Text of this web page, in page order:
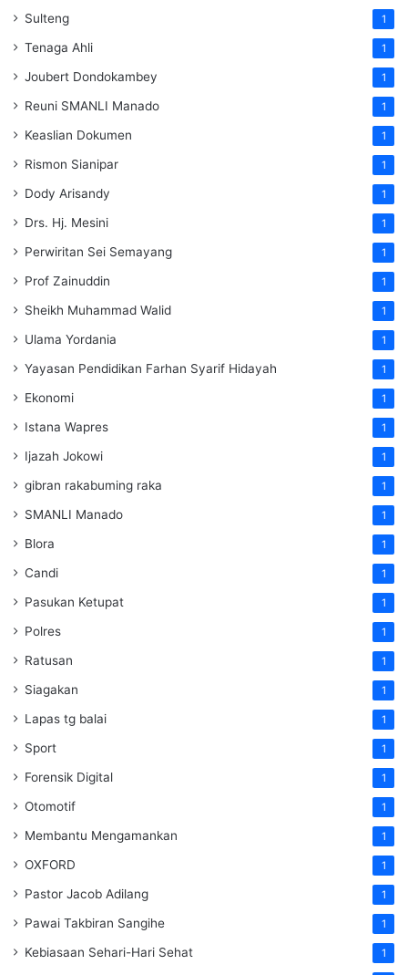
Sulteng 1
Tenaga Ahli 1
Joubert Dondokambey 1
Reuni SMANLI Manado 1
Keaslian Dokumen 1
Rismon Sianipar 1
Dody Arisandy 1
Drs. Hj. Mesini 1
Perwiritan Sei Semayang 1
Prof Zainuddin 1
Sheikh Muhammad Walid 1
Ulama Yordania 1
Yayasan Pendidikan Farhan Syarif Hidayah 1
Ekonomi 1
Istana Wapres 1
Ijazah Jokowi 1
gibran rakabuming raka 1
SMANLI Manado 1
Blora 1
Candi 1
Pasukan Ketupat 1
Polres 1
Ratusan 1
Siagakan 1
Lapas tg balai 1
Sport 1
Forensik Digital 1
Otomotif 1
Membantu Mengamankan 1
OXFORD 1
Pastor Jacob Adilang 1
Pawai Takbiran Sangihe 1
Kebiasaan Sehari-Hari Sehat 1